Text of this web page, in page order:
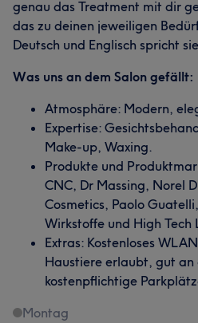
genau das Treatment mit dir
das zu deinen jeweiligen
Deutsch und Englisch spricht
Was uns an dem Salon gefällt:
Atmosphäre: Modern,
Expertise:
Make-up, Waxing.
Produkte und
CNC, Dr Massing, Norel
Cosmetics, Paolo
Wirkstoffe und High Tech
Extras: Kostenloses
Haustiere erlaubt, gut
kostenpflichtige
Montag